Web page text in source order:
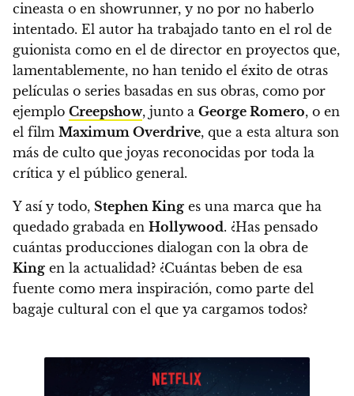
cineasta o en showrunner, y no por no haberlo
intentado. El autor ha trabajado tanto en el rol de
guionista como en el de director en proyectos que,
lamentablemente, no han tenido el éxito de otras
películas o series basadas en sus obras, como por
ejemplo Creepshow, junto a George Romero, o en
el film Maximum Overdrive, que a esta altura son
más de culto que joyas reconocidas por toda la
crítica y el público general.
Y así y todo, Stephen King es una marca que ha
quedado grabada en Hollywood. ¿Has pensado
cuántas producciones dialogan con la obra de
King en la actualidad? ¿Cuántas beben de esa
fuente como mera inspiración, como parte del
bagaje cultural con el que ya cargamos todos?